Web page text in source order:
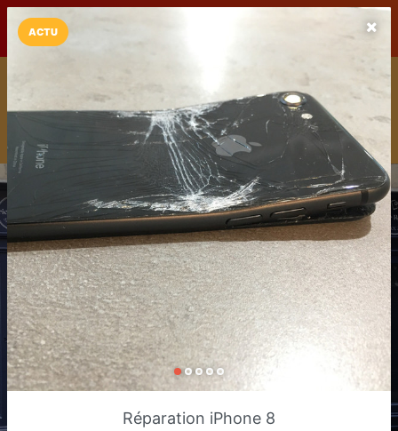
LaCarte Play Store
Installez l'App LaCarte
Téléchargez gratuitement l'app LaCarte pour suivre vos
commerces favoris et ne rien rater !
Télécharger Plus tard
ACTU
Réparation iPhone 8